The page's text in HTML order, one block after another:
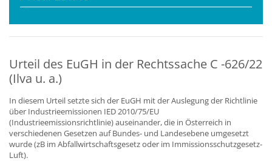
Urteil des EuGH in der Rechtssache C -626/22
(Ilva u. a.)
In diesem Urteil setzte sich der EuGH mit der Auslegung der Richtlinie
über Industrieemissionen IED 2010/75/EU
(Industrieemissionsrichtlinie) auseinander, die in Österreich in
verschiedenen Gesetzen auf Bundes- und Landesebene umgesetzt
wurde (zB im Abfallwirtschaftsgesetz oder im Immissionsschutzgesetz-
Luft).